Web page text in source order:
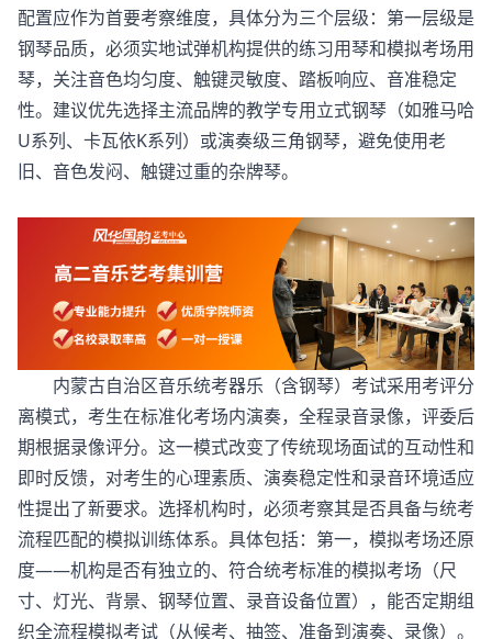
配置应作为首要考察维度，具体分为三个层级：第一层级是
钢琴品质，必须实地试弹机构提供的练习用琴和模拟考场用
琴，关注音色均匀度、触键灵敏度、踏板响应、音准稳定
性。建议优先选择主流品牌的教学专用立式钢琴（如雅马哈
U系列、卡瓦依K系列）或演奏级三角钢琴，避免使用老
旧、音色发闷、触键过重的杂牌琴。
内蒙古自治区音乐统考器乐（含钢琴）考试采用考评分
离模式，考生在标准化考场内演奏，全程录音录像，评委后
期根据录像评分。这一模式改变了传统现场面试的互动性和
即时反馈，对考生的心理素质、演奏稳定性和录音环境适应
性提出了新要求。选择机构时，必须考察其是否具备与统考
流程匹配的模拟训练体系。具体包括：第一，模拟考场还原
度——机构是否有独立的、符合统考标准的模拟考场（尺
寸、灯光、背景、钢琴位置、录音设备位置），能否定期组
织全流程模拟考试（从候考、抽签、准备到演奏、录像）。